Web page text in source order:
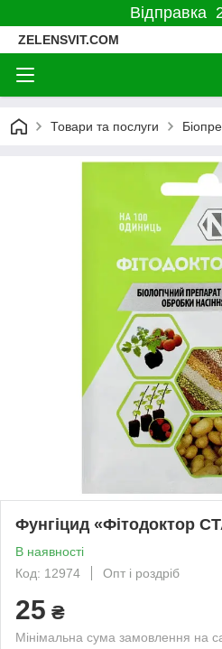
Відправка
ZELENSVIT.COM
Товари та послуги
Фунгіцид «Фітодоктор
В наявності
Код: 12974
Опт і роздріб
25 ₴
Мінімальна сума замовлення на